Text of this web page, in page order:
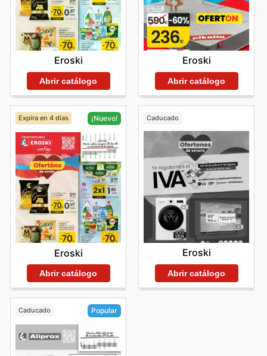
Eroski
Abrir catálogo
Eroski
Abrir catálogo
Expira en 4 días ¡Nuevo!
Eroski
Abrir catálogo
Caducado
Eroski
Abrir catálogo
Caducado Popular